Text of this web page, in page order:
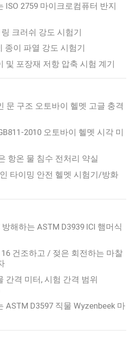
ISO 2759 마이크로컴퓨터 반지
크러쉬 강도 시험기
종이 파열 강도 시험기
및 포장재 저항 압축 시험 계기
문 구조 오토바이 헬멧 고글 충격
2010 오토바이 헬멧 시각 미
항온 물 침수 전처리 약실
타이밍 안전 헬멧 시험기/방화
해하는 ASTM D3939 ICI 햄머식
건조하고 / 젖은 회전하는 마찰
간격 미터, 시험 간격 범위
ASTM D3597 직물 Wyzenbeek 마